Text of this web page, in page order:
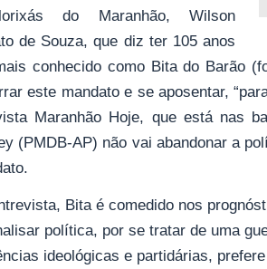
do Maranhão, Wilson
de Souza, que diz ter 105 anos
conhecido como Bita do Barão
este mandato e se aposentar,
Maranhão Hoje, que está nas
(PMDB-AP) não vai abandonar a
Bita é comedido nos
política, por se tratar de uma
ideológicas e partidárias,